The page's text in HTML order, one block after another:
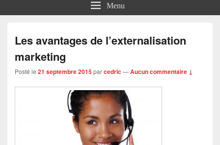
Menu
Les avantages de l’externalisation
marketing
Posté le 21 septembre 2015parcedric —Aucun commentaire ↓